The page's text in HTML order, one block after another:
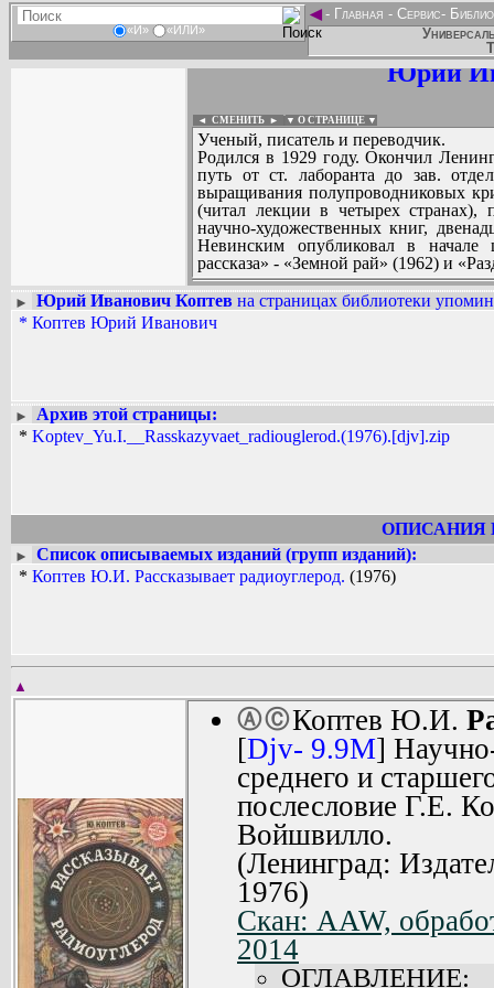
«И» «ИЛИ»
◄- Главная - Сервис-
Юрий
◄ СМЕНИТЬ ► ▼ О СТРАНИЦЕ ▼
Ученый, писатель и переводчик.
Родился в 1929 году. Окончил
путь от ст. лаборанта до зав.
выращивания полупроводниковых
(читал лекции в четырех странах),
научно-художественных книг,
Невинским опубликовал в начале
рассказа» - «Земной рай» (1962) и
Вадим Ершов...
► Юрий Иванович Коптев на страницах библиотеки
* Коптев Юрий Иванович
►
Архив этой страницы:
* Koptev_Yu.I.__Rasskazyvaet_radiouglerod.(1976).[djv].zip
ОПИСАНИЯ
►
Список описываемых изданий (групп изданий):
* Коптев Ю.И. Рассказывает радиоуглерод. (1976)
▲
ⒶⒸКоптев Ю.И.
[Djv- 9.9M]
среднего и
послесловие Г.Е.
Войшвилло.
(Ленинград:
1976)
Скан: AAW,
2014
ОГЛАВЛЕНИЕ: